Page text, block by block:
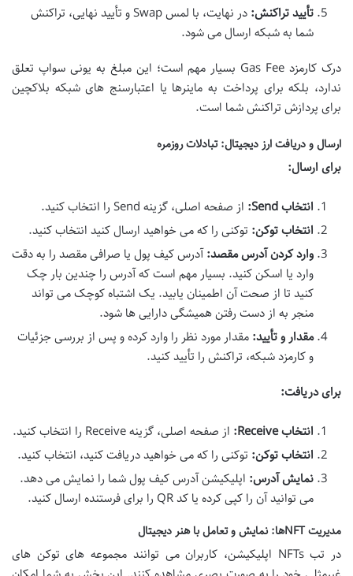
تأیید تراکنش:
در نهایت، با لمس Swap و تأیید نهایی، تراکنش
شما به شبکه ارسال می شود.
درک کارمزد Gas Fee بسیار مهم است؛ این مبلغ به یونی سواپ تعلق
ندارد، بلکه برای پرداخت به ماینرها یا اعتبارسنج های شبکه بلاکچین
برای پردازش تراکنش شما است.
ارسال و دریافت ارز دیجیتال: تبادلات روزمره
برای ارسال:
انتخاب Send:
از صفحه اصلی، گزینه Send را انتخاب کنید.
انتخاب توکن: توکنی را که می خواهید ارسال کنید انتخاب کنید.
وارد کردن آدرس مقصد:آدرس کیف پول یا صرافی مقصد را به دقت
وارد یا اسکن کنید. بسیار مهم است که آدرس را چندین بار چک
کنید تا از صحت آن اطمینان یابید. یک اشتباه کوچک می تواند
منجر به از دست رفتن همیشگی دارایی ها شود.
مقدار و تأیید: مقدار مورد نظر را وارد کرده و پس از بررسی جزئیات
و کارمزد شبکه، تراکنش را تأیید کنید.
برای دریافت:
انتخاب Receive:
از صفحه اصلی، گزینه Receive را انتخاب کنید.
انتخاب توکن: توکنی را که می خواهید دریافت کنید، انتخاب کنید.
نمایش آدرس: اپلیکیشن آدرس کیف پول شما را نمایش می دهد.
می توانید آن را کپی کرده یا کد QR را برای فرستنده ارسال کنید.
مدیریت NFTها: نمایش و تعامل با هنر دیجیتال
در تب NFTs اپلیکیشن، کاربران می توانند مجموعه های توکن های